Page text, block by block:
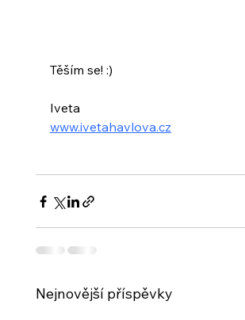
Těším se! :)
Iveta
www.ivetahavlova.cz
Nejnovější příspěvky